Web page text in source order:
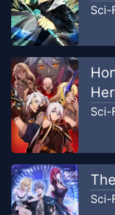
Sci-
Sci-
Sci-